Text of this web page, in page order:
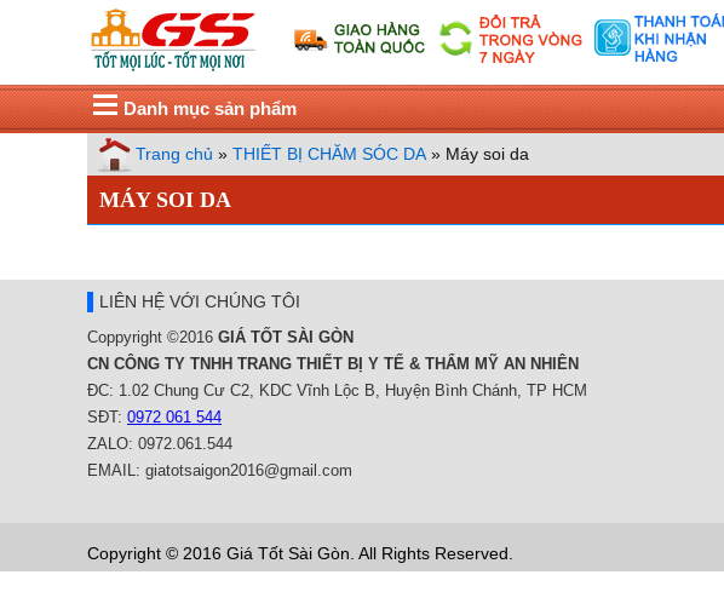
Danh mục sản phẩm
Trang chủ » THIẾT BỊ CHĂM SÓC DA » Máy soi da
MÁY SOI DA
LIÊN HỆ VỚI CHÚNG TÔI
Coppyright ©2016 GIÁ TỐT SÀI GÒN
CN CÔNG TY TNHH TRANG THIẾT BỊ Y TẾ & THẨM MỸ AN NHIÊN
ĐC: 1.02 Chung Cư C2, KDC Vĩnh Lộc B, Huyện Bình Chánh, TP HCM
SĐT: 0972 061 544
ZALO: 0972.061.544
EMAIL: giatotsaigon2016@gmail.com
Copyright © 2016 Giá Tốt Sài Gòn. All Rights Reserved.